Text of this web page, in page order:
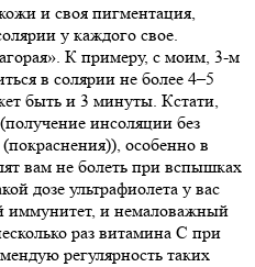
и своя пигментация,
у каждого свое.
К примеру, с моим, 3-м
в солярии не более 4–5
быть и 3 минуты. Кстати,
инсоляции без
особенно в
вам не болеть при вспышках
дозе ультрафиолета у вас
иммунитет, и немаловажный
раз витамина С при
регулярность таких